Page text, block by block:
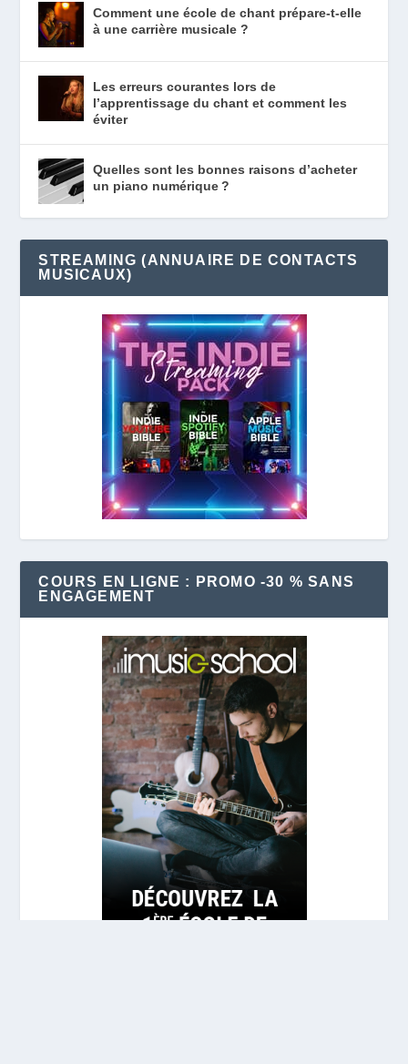
Comment une école de chant prépare-t-elle
à une carrière musicale ?
Les erreurs courantes lors de
l’apprentissage du chant et comment les
éviter
Quelles sont les bonnes raisons d’acheter
un piano numérique ?
STREAMING (ANNUAIRE DE CONTACTS
MUSICAUX)
COURS EN LIGNE : PROMO -30 % SANS
ENGAGEMENT